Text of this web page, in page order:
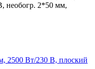
необогр. 2*50 мм,